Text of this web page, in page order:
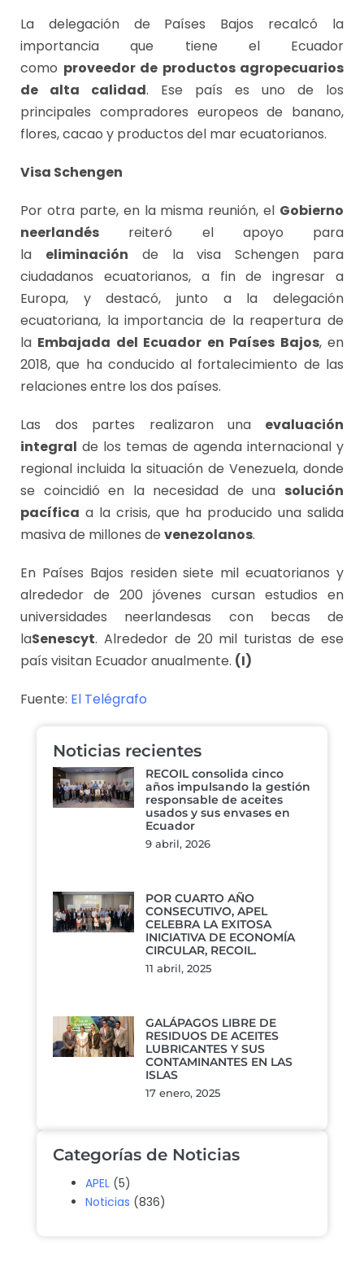
La delegación de Países Bajos recalcó la
importancia que tiene el Ecuador
como proveedor de productos agropecuarios
de alta calidad. Ese país es uno de los
principales compradores europeos de banano,
flores, cacao y productos del mar ecuatorianos.
Visa Schengen
Por otra parte, en la misma reunión, el Gobierno
neerlandés reiteró el apoyo para
la eliminación de la visa Schengen para
ciudadanos ecuatorianos, a fin de ingresar a
Europa, y destacó, junto a la delegación
ecuatoriana, la importancia de la reapertura de
la Embajada del Ecuador en Países Bajos, en
2018, que ha conducido al fortalecimiento de las
relaciones entre los dos países.
Las dos partes realizaron una evaluación
integral de los temas de agenda internacional y
regional incluida la situación de Venezuela, donde
se coincidió en la necesidad de una solución
pacífica a la crisis, que ha producido una salida
masiva de millones de venezolanos.
En Países Bajos residen siete mil ecuatorianos y
alrededor de 200 jóvenes cursan estudios en
universidades neerlandesas con becas de
laSenescyt. Alrededor de 20 mil turistas de ese
país visitan Ecuador anualmente. (I)
Fuente: El Telégrafo
Noticias recientes
RECOIL consolida cinco
años impulsando la gestión
responsable de aceites
usados y sus envases en
Ecuador
9 abril, 2026
POR CUARTO AÑO
CONSECUTIVO, APEL
CELEBRA LA EXITOSA
INICIATIVA DE ECONOMÍA
CIRCULAR, RECOIL.
11 abril, 2025
GALÁPAGOS LIBRE DE
RESIDUOS DE ACEITES
LUBRICANTES Y SUS
CONTAMINANTES EN LAS
ISLAS
17 enero, 2025
Categorías de Noticias
APEL (5)
Noticias (836)